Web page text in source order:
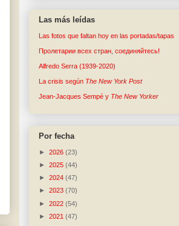
Las más leídas
Las fotos que faltan hoy en las portadas/tapas
Пролетарии всех стран, соединяйтесь!
Alfredo Serra (1939-2020)
La crisis según The New York Post
Jean-Jacques Sempé y The New Yorker
Por fecha
► 2026 (23)
► 2025 (44)
► 2024 (47)
► 2023 (70)
► 2022 (54)
► 2021 (47)